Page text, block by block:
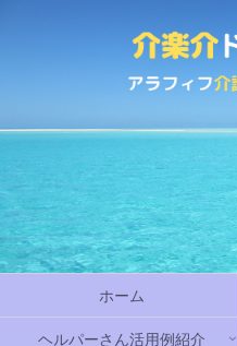
ホーム
ヘルパーさん活用例紹介